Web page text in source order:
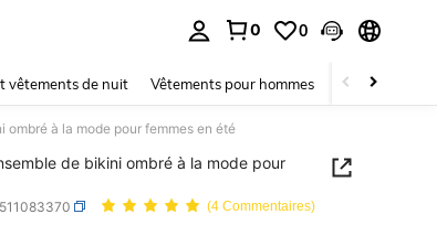
0 0
vêtements de nuit Vêtements pour hommes Enfants
ombré à la mode pour femmes en été
de bikini ombré à la mode pour
(4 Commentaires)